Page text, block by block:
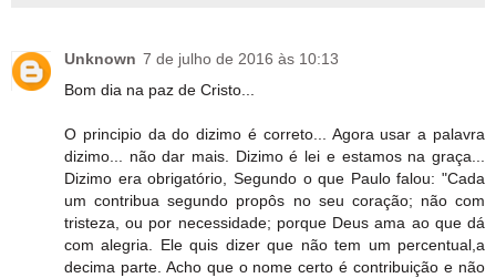
Unknown 7 de julho de 2016 às 10:13
Bom dia na paz de Cristo...
O principio da do dizimo é correto... Agora usar a palavra
dizimo... não dar mais. Dizimo é lei e estamos na graça...
Dizimo era obrigatório, Segundo o que Paulo falou: "Cada
um contribua segundo propôs no seu coração; não com
tristeza, ou por necessidade; porque Deus ama ao que dá
com alegria. Ele quis dizer que não tem um percentual,a
decima parte. Acho que o nome certo é contribuição e não